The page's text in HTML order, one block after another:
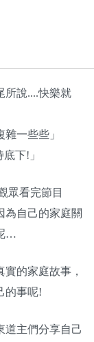
所說....快樂就
一些些」
下!」
眾看完節目
為自己的家庭關
…
的家庭故事，
的事呢!
道主們分享自己